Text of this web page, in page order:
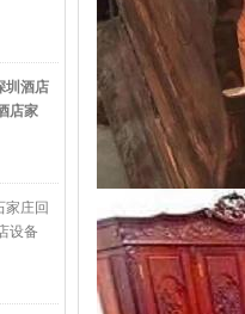
圳酒店
店家
家庄回
设备